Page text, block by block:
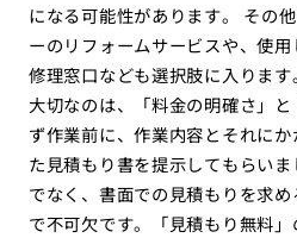
になる可能性があります。 その
ーのリフォームサービスや、使
修理窓口なども選択肢に入りま
大切なのは、「料金の明確さ」
ず作業前に、作業内容とそれに
た見積もり書を提示してもらい
でなく、書面での見積もりを求
で不可欠です。「見積もり無料